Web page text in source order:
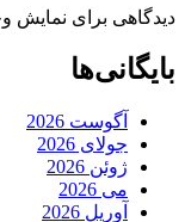
دیدگاهی برای نمایش
بایگانی‌ها
آگوست 2026
جولای 2026
ژوئن 2026
می 2026
آوریل 2026